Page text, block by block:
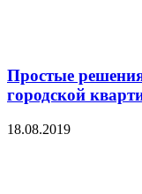
Простые
городской
18.08.2019